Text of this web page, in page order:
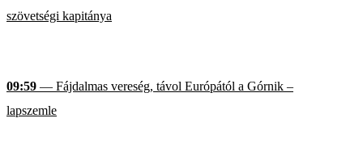
szövetségi kapitánya
09:59 — Fájdalmas vereség, távol Európától a Górnik –
lapszemle